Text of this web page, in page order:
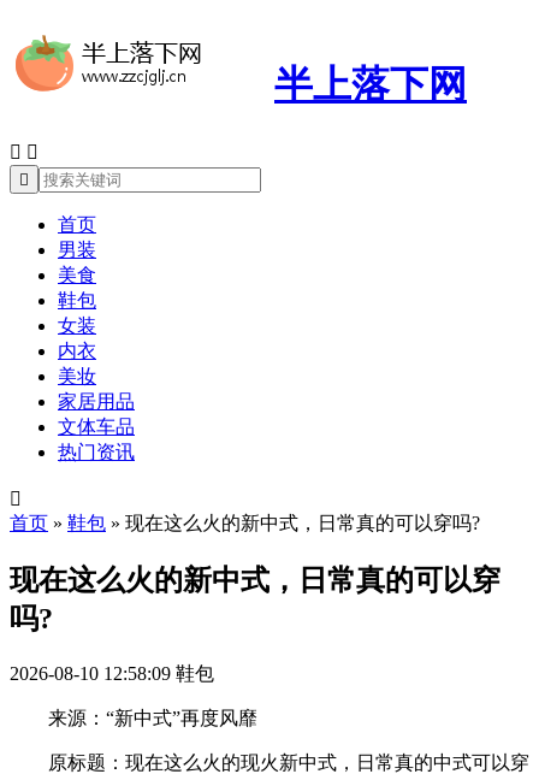
半上落下网
 

首页
男装
美食
鞋包
女装
内衣
美妆
家居用品
文体车品
热门资讯

首页 » 鞋包 » 现在这么火的新中式，日常真的可以穿吗?
现在这么火的新中式，日常真的可以穿
吗?
2026-08-10 12:58:09 鞋包
来源：“新中式”再度风靡
原标题：现在这么火的现火新中式，日常真的中式可以穿